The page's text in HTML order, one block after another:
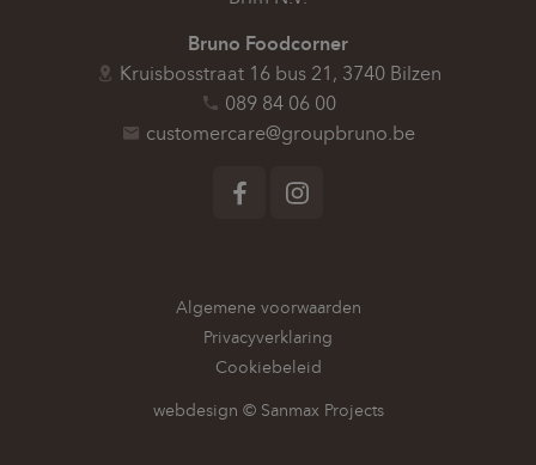
Bruno Foodcorner
Kruisbosstraat 16 bus 21, 3740 Bilzen
089 84 06 00
customercare@groupbruno.be
Volg ons op
Facebook
Algemene voorwaarden
Privacyverklaring
Cookiebeleid
webdesign © Sanmax Projects